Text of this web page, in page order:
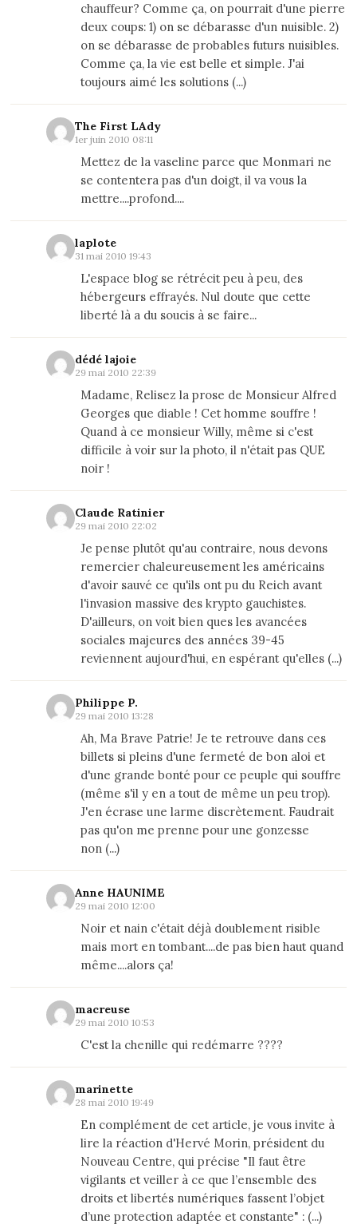
chauffeur? Comme ça, on pourrait d'une pierre
deux coups: 1) on se débarasse d'un nuisible. 2)
on se débarasse de probables futurs nuisibles.
Comme ça, la vie est belle et simple. J'ai
toujours aimé les solutions (...)
The First LAdy
1er juin 2010 08:11
Mettez de la vaseline parce que Monmari ne
se contentera pas d'un doigt, il va vous la
mettre....profond....
laplote
31 mai 2010 19:43
L'espace blog se rétrécit peu à peu, des
hébergeurs effrayés. Nul doute que cette
liberté là a du soucis à se faire...
dédé lajoie
29 mai 2010 22:39
Madame, Relisez la prose de Monsieur Alfred
Georges que diable ! Cet homme souffre !
Quand à ce monsieur Willy, même si c'est
difficile à voir sur la photo, il n'était pas QUE
noir !
Claude Ratinier
29 mai 2010 22:02
Je pense plutôt qu'au contraire, nous devons
remercier chaleureusement les américains
d'avoir sauvé ce qu'ils ont pu du Reich avant
l'invasion massive des krypto gauchistes.
D'ailleurs, on voit bien ques les avancées
sociales majeures des années 39-45
reviennent aujourd'hui, en espérant qu'elles (...)
Philippe P.
29 mai 2010 13:28
Ah, Ma Brave Patrie! Je te retrouve dans ces
billets si pleins d'une fermeté de bon aloi et
d'une grande bonté pour ce peuple qui souffre
(même s'il y en a tout de même un peu trop).
J'en écrase une larme discrètement. Faudrait
pas qu'on me prenne pour une gonzesse
non (...)
Anne HAUNIME
29 mai 2010 12:00
Noir et nain c'était déjà doublement risible
mais mort en tombant....de pas bien haut quand
même....alors ça!
macreuse
29 mai 2010 10:53
C'est la chenille qui redémarre ????
marinette
28 mai 2010 19:49
En complément de cet article, je vous invite à
lire la réaction d'Hervé Morin, président du
Nouveau Centre, qui précise "Il faut être
vigilants et veiller à ce que l’ensemble des
droits et libertés numériques fassent l’objet
d’une protection adaptée et constante" : (...)